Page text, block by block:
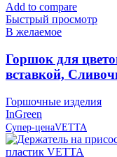
Add to compare
Быстрый просмотр
В желаемое
Горшок для
вставкой,
Горшочные изделия
InGreen
Супер-ценаVETTA